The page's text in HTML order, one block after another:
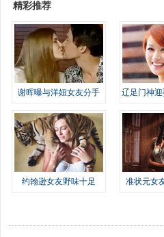
精彩推荐
谢晖曝与洋妞女友分手 辽足门神
约翰逊女友野味十足 准状元女